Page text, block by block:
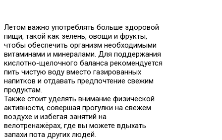
Летом важно употреблять больше здоровой
пищи, такой как зелень, овощи и фрукты,
чтобы обеспечить организм необходимыми
витаминами и минералами. Для поддержания
кислотно-щелочного баланса рекомендуется
пить чистую воду вместо газированных
напитков и отдавать предпочтение свежим
продуктам.
Также стоит уделять внимание физической
активности, совершая прогулки на свежем
воздухе и избегая занятий на
велотренажёрах, где вы можете вдыхать
запахи пота других людей.